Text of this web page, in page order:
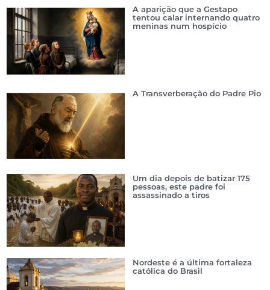
A aparição que a Gestapo
tentou calar internando quatro
meninas num hospício
A Transverberação do Padre Pio
Um dia depois de batizar 175
pessoas, este padre foi
assassinado a tiros
Nordeste é a última fortaleza
católica do Brasil